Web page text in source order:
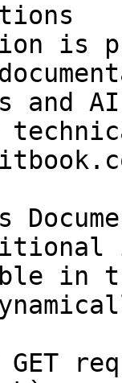
is
and
in
GET